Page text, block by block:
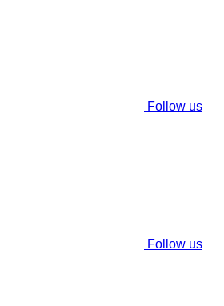
Follow us
Follow us